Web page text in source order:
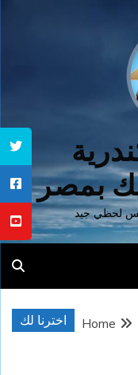
بمصر
لحظي جيد
اخترنا لك Home